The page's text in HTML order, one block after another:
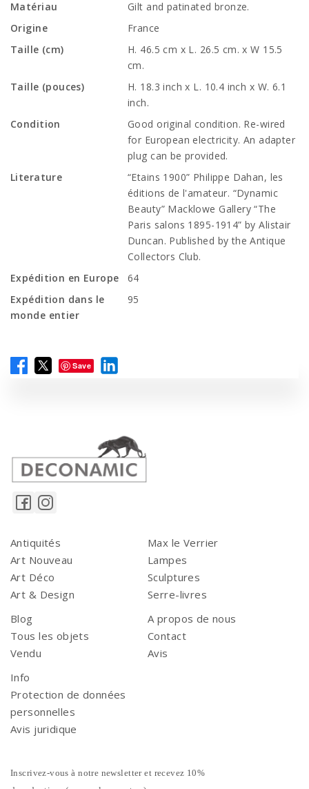
Matériau
Gilt and patinated bronze.
Origine
France
Taille (cm)
H. 46.5 cm x L. 26.5 cm. x W 15.5
cm.
Taille (pouces)
H. 18.3 inch x L. 10.4 inch x W. 6.1
inch.
Condition
Good original condition. Re-wired
for European electricity. An adapter
plug can be provided.
Literature
“Etains 1900” Philippe Dahan, les
éditions de l'amateur. “Dynamic
Beauty” Macklowe Gallery “The
Paris salons 1895-1914” by Alistair
Duncan. Published by the Antique
Collectors Club.
Expédition en Europe
64
Expédition dans le
monde entier
95
Save
Antiquités
Art Nouveau
Art Déco
Art & Design
Max le Verrier
Lampes
Sculptures
Serre-livres
Blog
Tous les objets
Vendu
A propos de nous
Contact
Avis
Info
Protection de données
personnelles
Avis juridique
Inscrivez-vous à notre newsletter et recevez 10%